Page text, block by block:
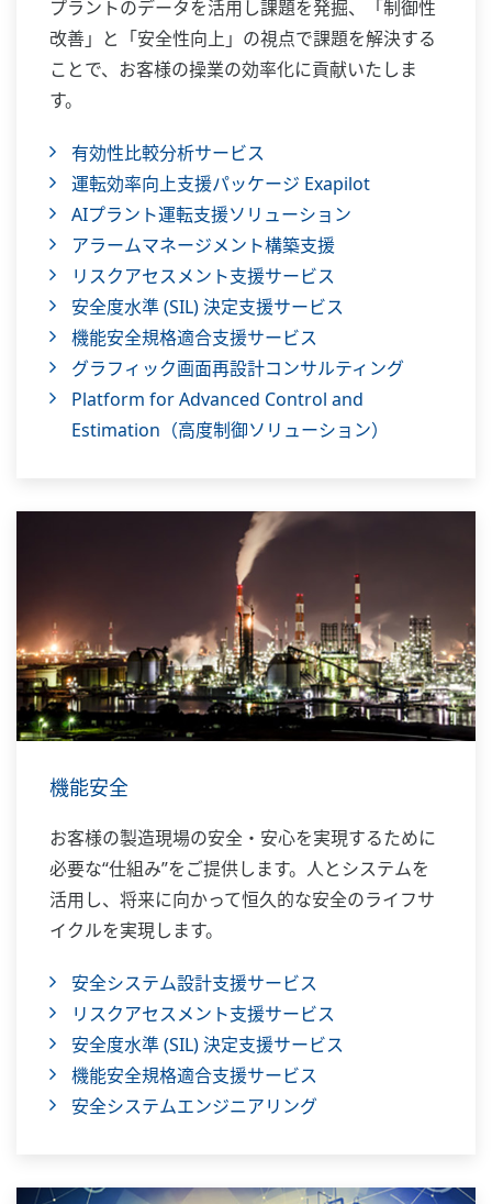
プラントのデータを活用し課題を発掘、「制御性
改善」と「安全性向上」の視点で課題を解決する
ことで、お客様の操業の効率化に貢献いたしま
す。
有効性比較分析サービス
運転効率向上支援パッケージ Exapilot
AIプラント運転支援ソリューション
アラームマネージメント構築支援
リスクアセスメント支援サービス
安全度水準 (SIL) 決定支援サービス
機能安全規格適合支援サービス
グラフィック画面再設計コンサルティング
Platform for Advanced Control and
Estimation（高度制御ソリューション）
機能安全
お客様の製造現場の安全・安心を実現するために
必要な“仕組み”をご提供します。人とシステムを
活用し、将来に向かって恒久的な安全のライフサ
イクルを実現します。
安全システム設計支援サービス
リスクアセスメント支援サービス
安全度水準 (SIL) 決定支援サービス
機能安全規格適合支援サービス
安全システムエンジニアリング